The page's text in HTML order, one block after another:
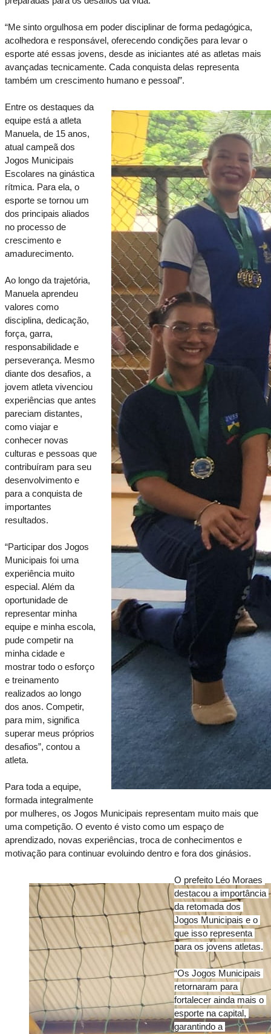
“Me sinto orgulhosa em poder disciplinar de forma pedagógica,
acolhedora e responsável, oferecendo condições para levar o
esporte até essas jovens, desde as iniciantes até as atletas mais
avançadas tecnicamente. Cada conquista delas representa
também um crescimento humano e pessoal”.
Entre os destaques da
equipe está a atleta
Manuela, de 15 anos,
atual campeã dos
Jogos Municipais
Escolares na ginástica
rítmica. Para ela, o
esporte se tornou um
dos principais aliados
no processo de
crescimento e
amadurecimento.
Ao longo da trajetória,
Manuela aprendeu
valores como
disciplina, dedicação,
força, garra,
responsabilidade e
perseverança. Mesmo
diante dos desafios, a
jovem atleta vivenciou
experiências que antes
pareciam distantes,
como viajar e
conhecer novas
culturas e pessoas que
contribuíram para seu
desenvolvimento e
para a conquista de
importantes
resultados.
“Participar dos Jogos
Municipais foi uma
experiência muito
especial. Além da
oportunidade de
representar minha
equipe e minha escola,
pude competir na
minha cidade e
mostrar todo o esforço
e treinamento
realizados ao longo
dos anos. Competir,
para mim, significa
superar meus próprios
desafios”, contou a
atleta.
Para toda a equipe,
formada integralmente
por mulheres, os Jogos Municipais representam muito mais que
uma competição. O evento é visto como um espaço de
aprendizado, novas experiências, troca de conhecimentos e
motivação para continuar evoluindo dentro e fora dos ginásios.
O prefeito Léo Moraes
destacou a importância
da retomada dos
Jogos Municipais e o
que isso representa
para os jovens atletas.
“Os Jogos Municipais
retornaram para
fortalecer ainda mais o
esporte na capital,
garantindo a